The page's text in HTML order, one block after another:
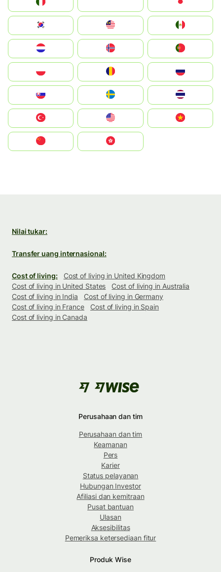
South Korea
United States
中國香港特別行政區
Nilai tukar:
Transfer uang internasional:
Cost of living:
Cost of living in United Kingdom
Cost of living in United States
Cost of living in Australia
Cost of living in India
Cost of living in Germany
Cost of living in France
Cost of living in Spain
Cost of living in Canada
Perusahaan dan tim
Perusahaan dan tim
Keamanan
Pers
Karier
Status pelayanan
Hubungan Investor
Afiliasi dan kemitraan
Pusat bantuan
Ulasan
Aksesibilitas
Pemeriksa ketersediaan fitur
Produk Wise